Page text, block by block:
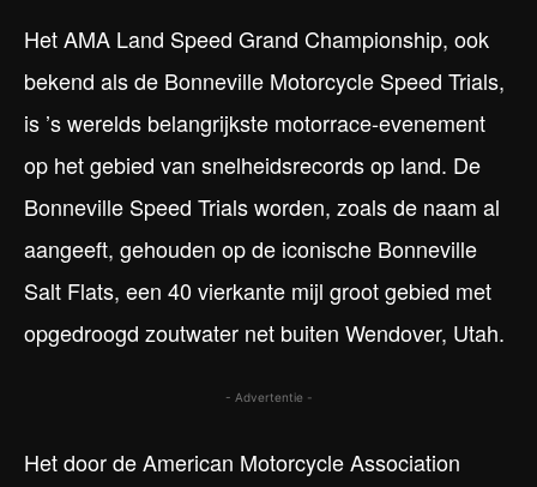
Het AMA Land Speed Grand Championship, ook
bekend als de Bonneville Motorcycle Speed Trials,
is ’s werelds belangrijkste motorrace-evenement
op het gebied van snelheidsrecords op land. De
Bonneville Speed Trials worden, zoals de naam al
aangeeft, gehouden op de iconische Bonneville
Salt Flats, een 40 vierkante mijl groot gebied met
opgedroogd zoutwater net buiten Wendover, Utah.
- Advertentie -
Het door de American Motorcycle Association